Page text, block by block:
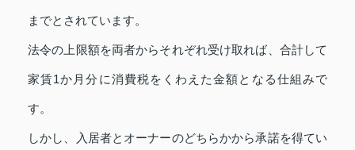
までとされています。
法令の上限額を両者からそれぞれ受け取れば、合計して
家賃1か月分に消費税をくわえた金額となる仕組みで
す。
しかし、入居者とオーナーのどちらかから承諾を得てい